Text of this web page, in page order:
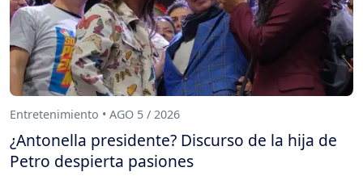
Entretenimiento • AGO 5 / 2026
¿Antonella presidente? Discurso de la hija de
Petro despierta pasiones